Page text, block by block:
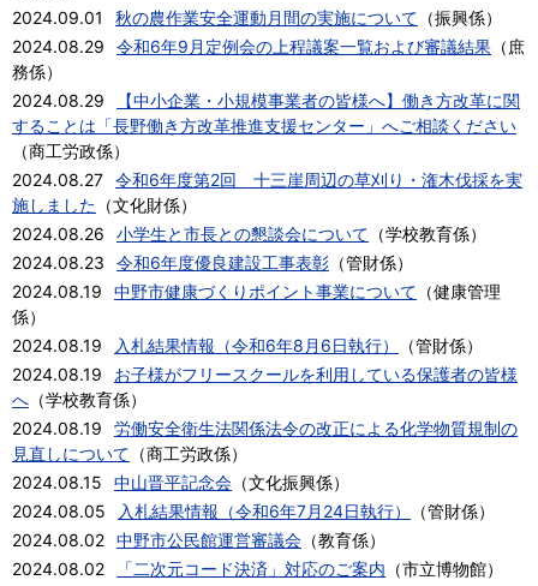
2024.09.01
秋の農作業安全運動月間の実施について （振興係）
2024.08.29
令和6年9月定例会の上程議案一覧および審議結果 （ 庶
務係）
2024.08.29
【中小企業・小規模事業者の皆様へ】働き方改革に関
することは「長野働き方改革推進支援センター」へご相談ください
（商工労政係）
2024.08.27 令和6年度第2回 十三崖周辺の草刈り・潅木伐採を実
施しました （文化財係）
2024.08.26
小学生と市長との懇談会について （学校教育係）
2024.08.23
令和6年度優良建設工事表彰 （管財係）
2024.08.19
中野市健康づくりポイント事業について （健康管理
係）
2024.08.19
入札結果情報（令和6年8月6日執行） （管財係）
2024.08.19
お子様がフリースクールを利用している保護者の皆様
へ （学校教育係）
2024.08.19
労働安全衛生法関係法令の改正による化学物質規制の
見直しについて （商工労政係）
2024.08.15
中山晋平記念会 （文化振興係）
2024.08.05
入札結果情報（令和6年7月24日執行） （管財係）
2024.08.02 中野市公民館運営審議会 （教育係）
2024.08.02
「二次元コード決済」対応のご案内 （市立博物館）